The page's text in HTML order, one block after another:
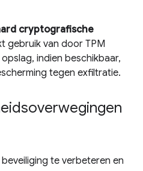
cryptografische
gebruik van door TPM
indien beschikbaar,
tegen exfiltratie.
te verbeteren en